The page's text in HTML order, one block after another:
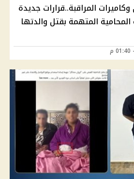
المراقبة..قرارات جديدة
المتهمة بقتل والدتها